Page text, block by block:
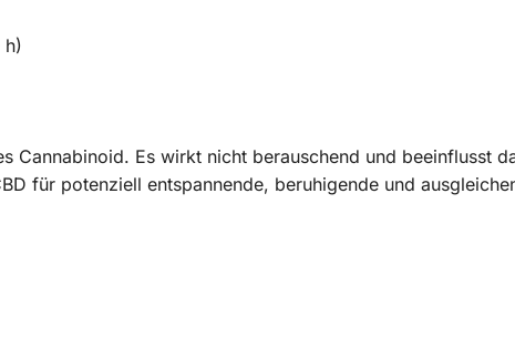
h)
Cannabinoid. Es wirkt nicht berauschend und beeinflusst
für potenziell entspannende, beruhigende und